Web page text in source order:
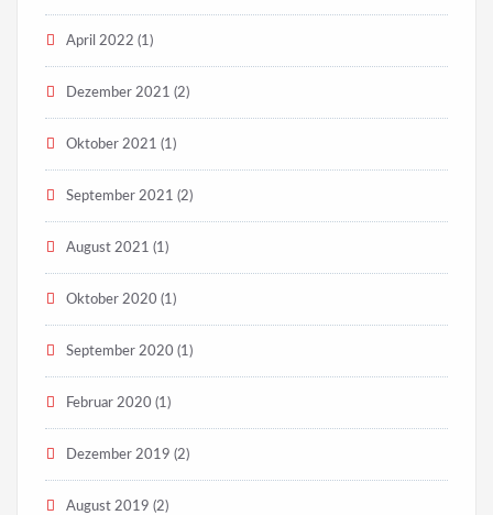
April 2022 (1)
Dezember 2021 (2)
Oktober 2021 (1)
September 2021 (2)
August 2021 (1)
Oktober 2020 (1)
September 2020 (1)
Februar 2020 (1)
Dezember 2019 (2)
August 2019 (2)